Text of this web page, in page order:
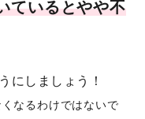
ているとやや不
にしましょう！
なるわけではないで